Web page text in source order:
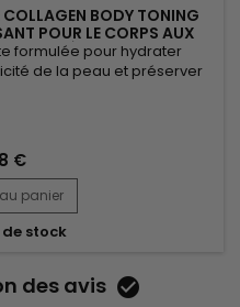
COLLAGEN BODY TONING
POUR LE CORPS AUX
COLLAGÈNE
formulée pour hydrater
de la peau et préserver
sensation de douceur
€
panier
stock
des avis 